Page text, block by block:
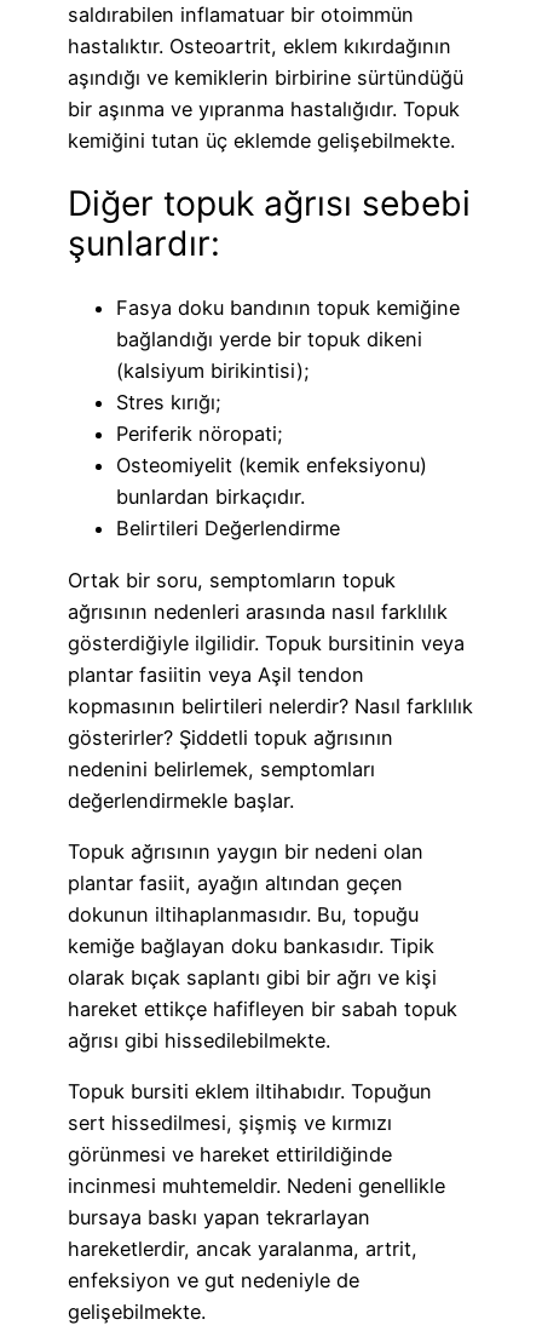
saldırabilen inflamatuar bir otoimmün
hastalıktır. Osteoartrit, eklem kıkırdağının
aşındığı ve kemiklerin birbirine sürtündüğü
bir aşınma ve yıpranma hastalığıdır. Topuk
kemiğini tutan üç eklemde gelişebilmekte.
Diğer topuk ağrısı sebebi
şunlardır:
Fasya doku bandının topuk kemiğine
bağlandığı yerde bir topuk dikeni
(kalsiyum birikintisi);
Stres kırığı;
Periferik nöropati;
Osteomiyelit (kemik enfeksiyonu)
bunlardan birkaçıdır.
Belirtileri Değerlendirme
Ortak bir soru, semptomların topuk
ağrısının nedenleri arasında nasıl farklılık
gösterdiğiyle ilgilidir. Topuk bursitinin veya
plantar fasiitin veya Aşil tendon
kopmasının belirtileri nelerdir? Nasıl farklılık
gösterirler? Şiddetli topuk ağrısının
nedenini belirlemek, semptomları
değerlendirmekle başlar.
Topuk ağrısının yaygın bir nedeni olan
plantar fasiit, ayağın altından geçen
dokunun iltihaplanmasıdır. Bu, topuğu
kemiğe bağlayan doku bankasıdır. Tipik
olarak bıçak saplantı gibi bir ağrı ve kişi
hareket ettikçe hafifleyen bir sabah topuk
ağrısı gibi hissedilebilmekte.
Topuk bursiti eklem iltihabıdır. Topuğun
sert hissedilmesi, şişmiş ve kırmızı
görünmesi ve hareket ettirildiğinde
incinmesi muhtemeldir. Nedeni genellikle
bursaya baskı yapan tekrarlayan
hareketlerdir, ancak yaralanma, artrit,
enfeksiyon ve gut nedeniyle de
gelişebilmekte.